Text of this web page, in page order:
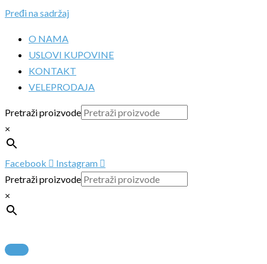
Pređi na sadržaj
O NAMA
USLOVI KUPOVINE
KONTAKT
VELEPRODAJA
Pretraži proizvode
×
Facebook
Instagram
Pretraži proizvode
×